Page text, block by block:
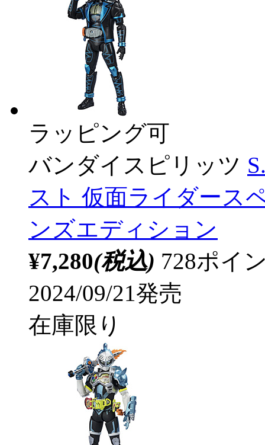
ラッピング可
バンダイスピリッツ
スト 仮面ライダース
ンズエディション
¥7,280(税込) 728ポイ
2024/09/21発売
在庫限り